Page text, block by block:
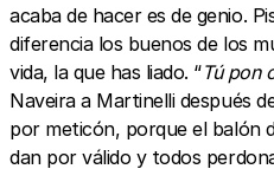
acaba de hacer es de genio.
diferencia los buenos de los
vida, la que has liado. “Tú pon
Naveira a Martinelli después
por meticón, porque el balón
dan por válido y todos